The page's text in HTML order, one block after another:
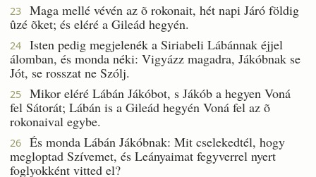
23
Maga mellé vévén az õ rokonait, hét napi Járó földig
ûzé õket; és eléré a Gileád hegyén.
24
Isten pedig megjelenék a Siriabeli Lábánnak éjjel
álomban, és monda néki: Vigyázz magadra, Jákóbnak se
Jót, se rosszat ne Szólj.
25
Mikor eléré Lábán Jákóbot, s Jákób a hegyen Voná
fel Sátorát; Lábán is a Gileád hegyén Voná fel az õ
rokonaival egybe.
26
És monda Lábán Jákóbnak: Mit cselekedtél, hogy
megloptad Szívemet, és Leányaimat fegyverrel nyert
foglyokként vitted el?